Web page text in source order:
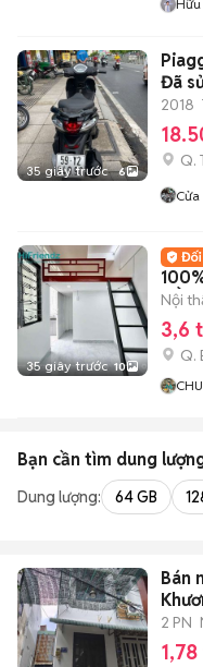
Hữu
35 giây trước 6
Đã
2018
Q.
Cửa
35 giây trước 10
NẰM
Nội
3,6
Q.
Bạn cần tìm dung
Dung lượng: 64 GB
Bán
2 PN